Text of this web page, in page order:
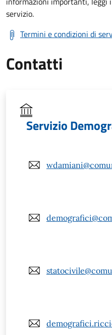
servizio.
Termini e condizioni di
Contatti
Servizio